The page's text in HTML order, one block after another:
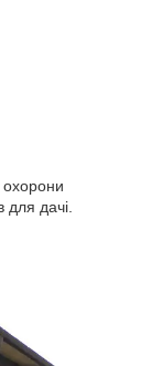
охорони
для дачі.